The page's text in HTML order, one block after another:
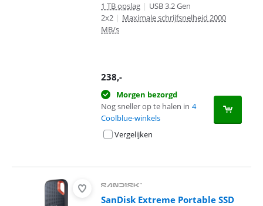
1 TB opslag | USB 3.2 Gen
2x2 | Maximale schrijfsnelheid 2000
MB/s
238,-
Morgen bezorgd
Nog sneller op te halen in 4
Coolblue-winkels
Vergelijken
SanDisk Extreme Portable SSD